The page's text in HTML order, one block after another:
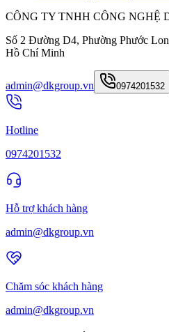
CÔNG TY TNHH CÔNG NGHỆ
Số 2 Đường D4, Phường Phước
Hồ Chí Minh
admin@dkgroup.vn 0974201532
Hotline
0974201532
Hỗ trợ khách hàng
admin@dkgroup.vn
Chăm sóc khách hàng
admin@dkgroup.vn